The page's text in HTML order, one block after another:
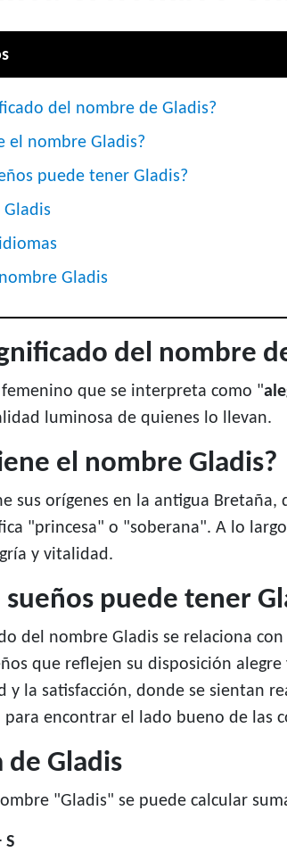
del nombre de Gladis?
el nombre Gladis?
puede tener Gladis?
Gladis
del nombre
que se interpreta como "
luminosa de quienes lo llevan.
el nombre Gladis?
sus orígenes en la antigua
"princesa" o "soberana". A lo
y vitalidad.
puede tener
del nombre Gladis se relaciona
que reflejen su disposición
y la satisfacción, donde se sientan
encontrar el lado bueno de las
Gladis
"Gladis" se puede calcular
S